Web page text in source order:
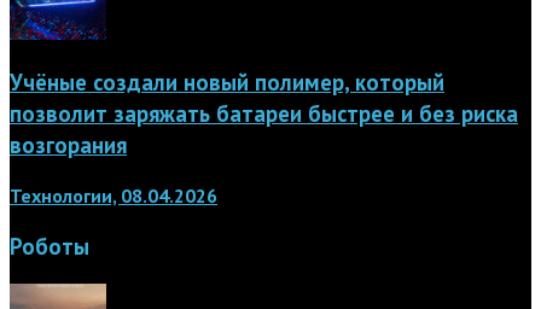
Учёные создали новый полимер, который
позволит заряжать батареи быстрее и без риска
возгорания
Технологии, 08.04.2026
Роботы